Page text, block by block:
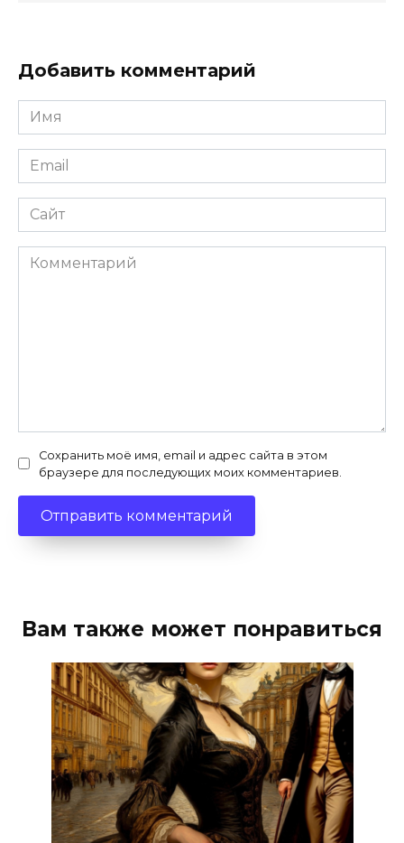
Добавить комментарий
Имя
*
Email
*
Сайт
Комментарий
Сохранить моё имя, email и адрес сайта в этом
браузере для последующих моих комментариев.
Вам также может понравиться